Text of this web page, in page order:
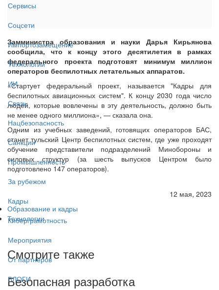
Сервисы
Соцсети
Импортозамещение
Технологии
ИИ
Связь
Нацбезопасность
Санкции
Промышленность
За рубежом
Кадры
Киберграмотность
Мероприятия
От партнёров
БЛОГИ
Замминистра образования и науки Дарья Кирьянова
сообщила, что к концу этого десятилетия в рамках
федерального проекта подготовят минимум миллион
операторов беспилотных летательных аппаратов.
«Стартует федеральный проект, называется "Кадры для
беспилотных авиационных систем". К концу 2030 года число
людей, которые вовлечены в эту деятельность, должно быть
не менее одного миллиона», — сказала она.
Одним из учебных заведений, готовящих операторов БАС,
станет тульский Центр беспилотных систем, где уже проходят
обучение представители подразделений Минобороны и
силовых структур (за шесть выпусков Центром было
подготовлено 147 операторов).
12 мая, 2023
Образование и кадры
Технологии
Смотрите также
Безопасная разработка